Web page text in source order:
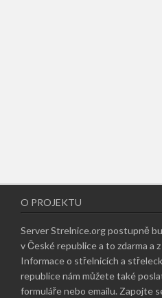
O PROJEKTU
Server Strelnice.org postupně
v České republice a to zdarma a
Informace o střelnicích a
republice nám můžete také
formuláře nebo emailu.Zapojte